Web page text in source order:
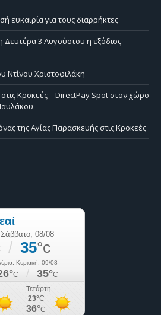
ευκαιρία για τους διαρρήκτες
Δευτέρα 3 Αυγούστου η εξόδιος
Ντίνου Χριστοφιλάκη
Κροκεές – DirectPay Spot στον χώρο
της Αγίας Παρασκευής στις Κροκεές